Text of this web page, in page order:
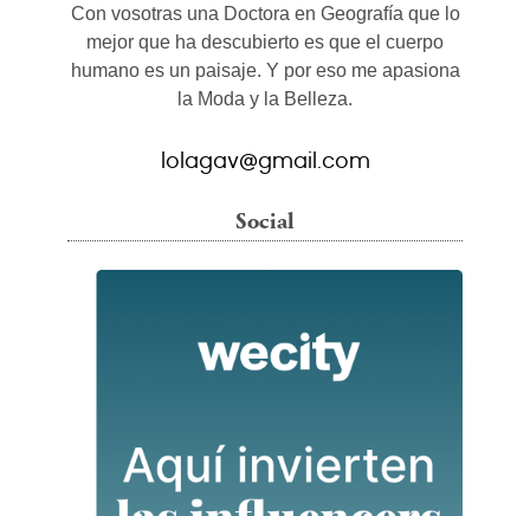
Con vosotras una Doctora en Geografía que lo
mejor que ha descubierto es que el cuerpo
humano es un paisaje. Y por eso me apasiona
la Moda y la Belleza.
lolagav@gmail.com
Social